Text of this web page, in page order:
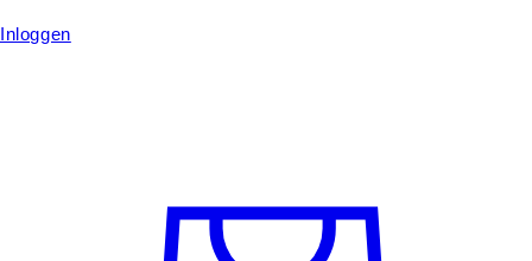
Inloggen